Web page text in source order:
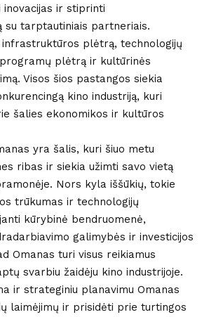
inovacijas ir stiprinti
su tarptautiniais partneriais.
plėtrą, technologijų
plėtrą ir kultūrinės
Visos šios pastangos siekia
kino industriją, kuri
šalies ekonomikos ir kultūros
yra šalis, kuri šiuo metu
ribas ir siekia užimti savo vietą
Nors kyla iššūkių, tokie
trūkumas ir technologijų
kūrybinė bendruomenė,
galimybės ir investicijos
Omanas turi visus reikiamus
svarbiu žaidėju kino industrijoje.
ir strateginiu planavimu Omanas
laimėjimų ir prisidėti prie turtingos